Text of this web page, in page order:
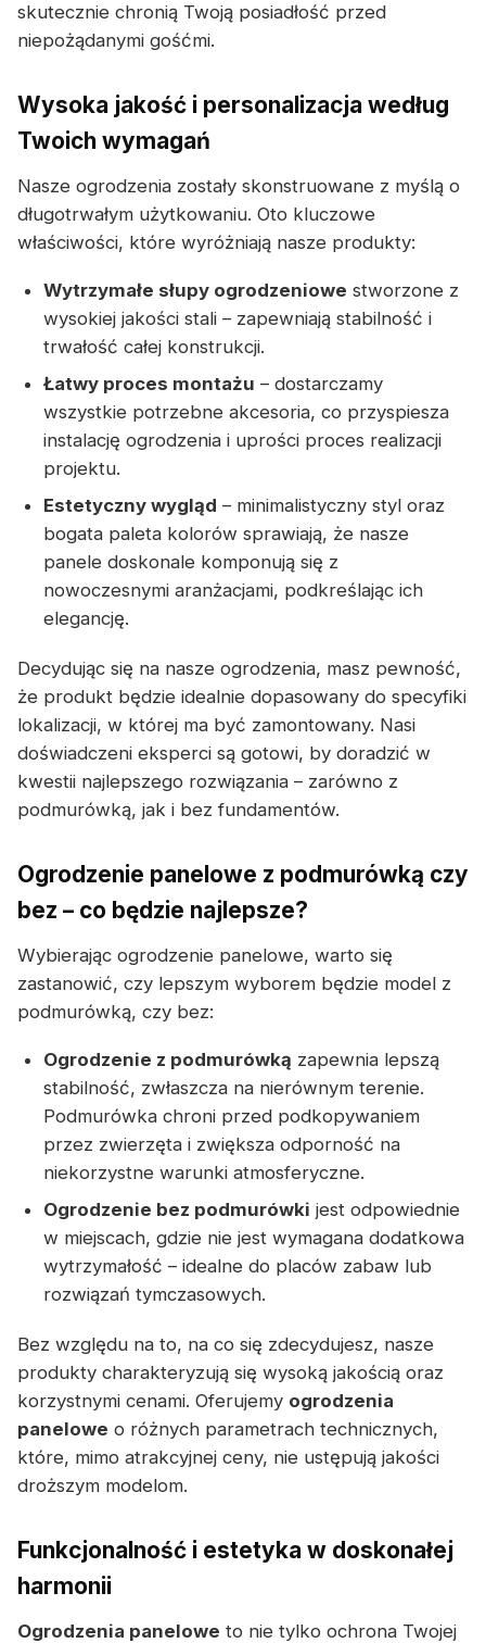
skutecznie chronią Twoją posiadłość przed
niepożądanymi gośćmi.
Wysoka jakość i personalizacja według
Twoich wymagań
Nasze ogrodzenia zostały skonstruowane z myślą o
długotrwałym użytkowaniu. Oto kluczowe
właściwości, które wyróżniają nasze produkty:
Wytrzymałe słupy ogrodzeniowe stworzone z
wysokiej jakości stali – zapewniają stabilność i
trwałość całej konstrukcji.
Łatwy proces montażu – dostarczamy
wszystkie potrzebne akcesoria, co przyspiesza
instalację ogrodzenia i uprości proces realizacji
projektu.
Estetyczny wygląd – minimalistyczny styl oraz
bogata paleta kolorów sprawiają, że nasze
panele doskonale komponują się z
nowoczesnymi aranżacjami, podkreślając ich
elegancję.
Decydując się na nasze ogrodzenia, masz pewność,
że produkt będzie idealnie dopasowany do specyfiki
lokalizacji, w której ma być zamontowany. Nasi
doświadczeni eksperci są gotowi, by doradzić w
kwestii najlepszego rozwiązania – zarówno z
podmurówką, jak i bez fundamentów.
Ogrodzenie panelowe z podmurówką czy
bez – co będzie najlepsze?
Wybierając ogrodzenie panelowe, warto się
zastanowić, czy lepszym wyborem będzie model z
podmurówką, czy bez:
Ogrodzenie z podmurówką zapewnia lepszą
stabilność, zwłaszcza na nierównym terenie.
Podmurówka chroni przed podkopywaniem
przez zwierzęta i zwiększa odporność na
niekorzystne warunki atmosferyczne.
Ogrodzenie bez podmurówki jest odpowiednie
w miejscach, gdzie nie jest wymagana dodatkowa
wytrzymałość – idealne do placów zabaw lub
rozwiązań tymczasowych.
Bez względu na to, na co się zdecydujesz, nasze
produkty charakteryzują się wysoką jakością oraz
korzystnymi cenami. Oferujemy ogrodzenia
panelowe o różnych parametrach technicznych,
które, mimo atrakcyjnej ceny, nie ustępują jakości
droższym modelom.
Funkcjonalność i estetyka w doskonałej
harmonii
Ogrodzenia panelowe to nie tylko ochrona Twojej